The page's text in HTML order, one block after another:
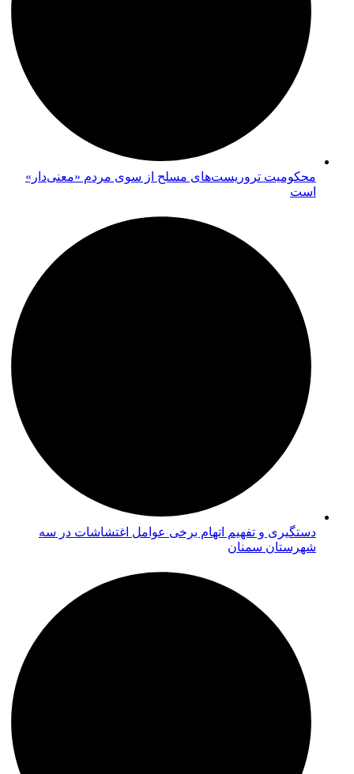
محکومیت تروریست‌های مسلح از سوی مردم «معنی‌دار»
است
دستگیری و تفهیم اتهام برخی عوامل اغتشاشات در سه
شهرستان سمنان